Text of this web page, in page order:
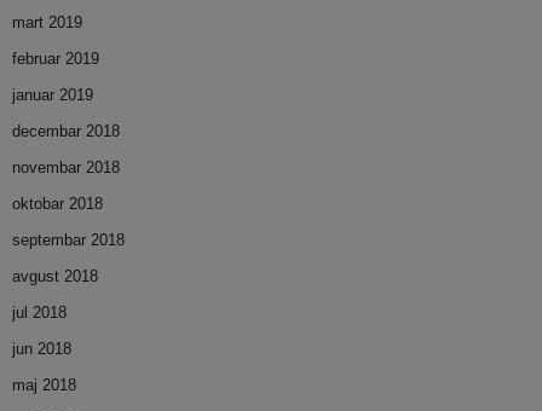
mart 2019
februar 2019
januar 2019
decembar 2018
novembar 2018
oktobar 2018
septembar 2018
avgust 2018
jul 2018
jun 2018
maj 2018